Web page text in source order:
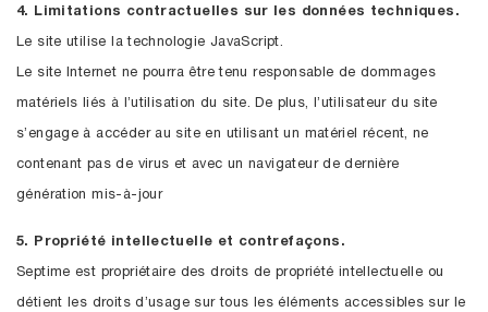
4. Limitations contractuelles sur les données techniques.
Le site utilise la technologie JavaScript.
Le site Internet ne pourra être tenu responsable de dommages
matériels liés à l’utilisation du site. De plus, l’utilisateur du site
s’engage à accéder au site en utilisant un matériel récent, ne
contenant pas de virus et avec un navigateur de dernière
génération mis-à-jour
5. Propriété intellectuelle et contrefaçons.
Septime est propriétaire des droits de propriété intellectuelle ou
détient les droits d’usage sur tous les éléments accessibles sur le